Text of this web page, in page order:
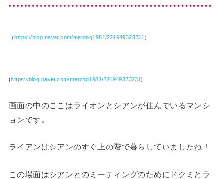
（ https://blog.naver.com/merong1981/221949323231 ）
(https://blog.naver.com/merong1981/221949323231)
画面の中のここはライオンとシアンが住んでいるマンシ
ョンです。
ライアンはシアンのすぐ上の階で暮らしていましたね！
この場面はシアンとのミーティングのためにドクミとラ